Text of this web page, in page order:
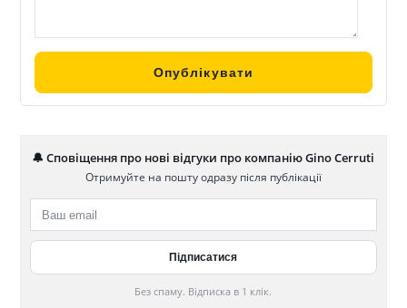
🔔 Сповіщення про нові відгуки про компанію Gino Cerruti
Отримуйте на пошту одразу після публікації
Без спаму. Відписка в 1 клік.